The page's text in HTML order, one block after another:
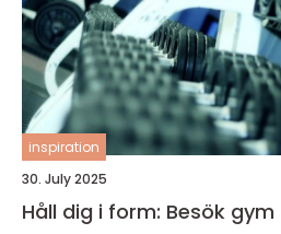
inspiration
30. July 2025
Håll dig i form: Besök